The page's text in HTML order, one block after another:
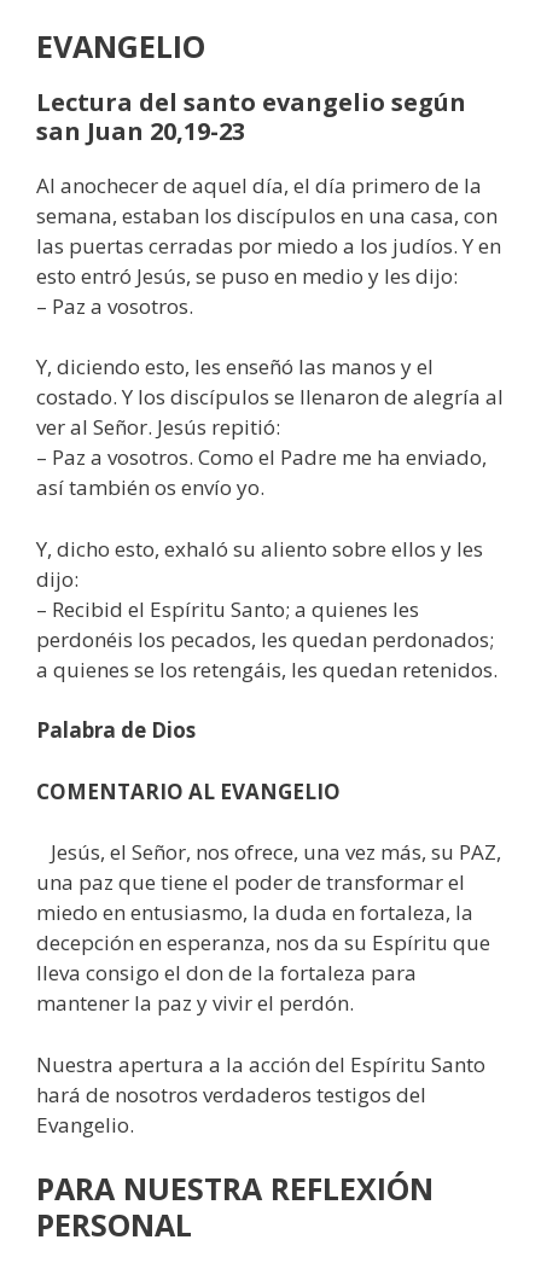
EVANGELIO
Lectura del santo evangelio según
san Juan 20,19-23
Al anochecer de aquel día, el día primero de la
semana, estaban los discípulos en una casa, con
las puertas cerradas por miedo a los judíos. Y en
esto entró Jesús, se puso en medio y les dijo:
– Paz a vosotros.
Y, diciendo esto, les enseñó las manos y el
costado. Y los discípulos se llenaron de alegría al
ver al Señor. Jesús repitió:
– Paz a vosotros. Como el Padre me ha enviado,
así también os envío yo.
Y, dicho esto, exhaló su aliento sobre ellos y les
dijo:
– Recibid el Espíritu Santo; a quienes les
perdonéis los pecados, les quedan perdonados;
a quienes se los retengáis, les quedan retenidos.
Palabra de Dios
COMENTARIO AL EVANGELIO
Jesús, el Señor, nos ofrece, una vez más, su PAZ,
una paz que tiene el poder de transformar el
miedo en entusiasmo, la duda en fortaleza, la
decepción en esperanza, nos da su Espíritu que
lleva consigo el don de la fortaleza para
mantener la paz y vivir el perdón.
Nuestra apertura a la acción del Espíritu Santo
hará de nosotros verdaderos testigos del
Evangelio.
PARA NUESTRA REFLEXIÓN
PERSONAL